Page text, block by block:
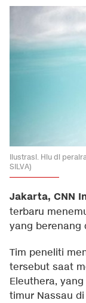
Ilustrasi. Hiu di
SILVA)
Jakarta, CNN
terbaru
yang berenang
Tim peneliti
tersebut saat
Eleuthera,
timur Nassau